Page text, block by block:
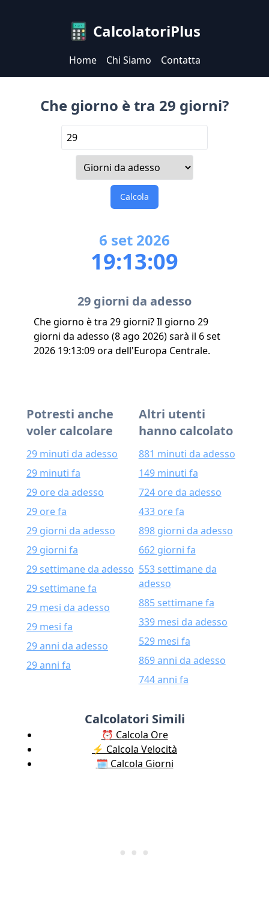
CalcolatoriPlus
Home Chi Siamo Contatta
Che giorno è tra 29 giorni?
Calcola
6 set 2026
19:13:09
29 giorni da adesso
Che giorno è tra 29 giorni? Il giorno 29
giorni da adesso (8 ago 2026) sarà il 6 set
2026 19:13:09 ora dell'Europa Centrale.
Potresti anche
voler calcolare
29 minuti da adesso
29 minuti fa
29 ore da adesso
29 ore fa
29 giorni da adesso
29 giorni fa
29 settimane da adesso
29 settimane fa
29 mesi da adesso
29 mesi fa
29 anni da adesso
29 anni fa
Altri utenti
hanno calcolato
881 minuti da adesso
149 minuti fa
724 ore da adesso
433 ore fa
898 giorni da adesso
662 giorni fa
553 settimane da
adesso
885 settimane fa
339 mesi da adesso
529 mesi fa
869 anni da adesso
744 anni fa
Calcolatori Simili
⏰ Calcola Ore
⚡️ Calcola Velocità
🗓️ Calcola Giorni